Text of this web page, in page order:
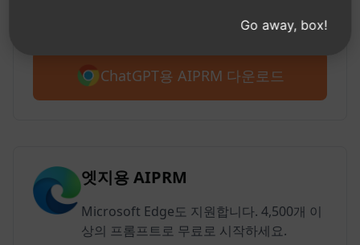
ChatGPT용 AIPRM 다운로드
엣지용 AIPRM
Microsoft Edge도 지원합니다. 4,500개 이
상의 프롬프트로 무료로 시작하세요.
Go away, box!